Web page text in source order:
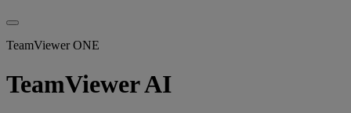
TeamViewer ONE
TeamViewer AI